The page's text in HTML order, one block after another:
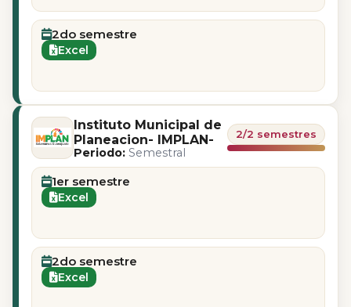
2do semestre
Excel
Instituto Municipal de
Planeacion- IMPLAN-
Periodo: Semestral
2/2 semestres
1er semestre
Excel
2do semestre
Excel